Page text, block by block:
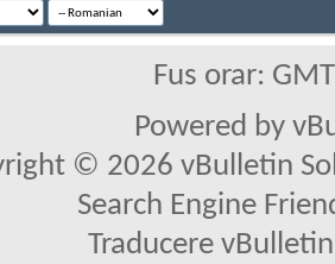
Fus orar:
Powered by
© 2026 vBulletin
Search Engine
Traducere